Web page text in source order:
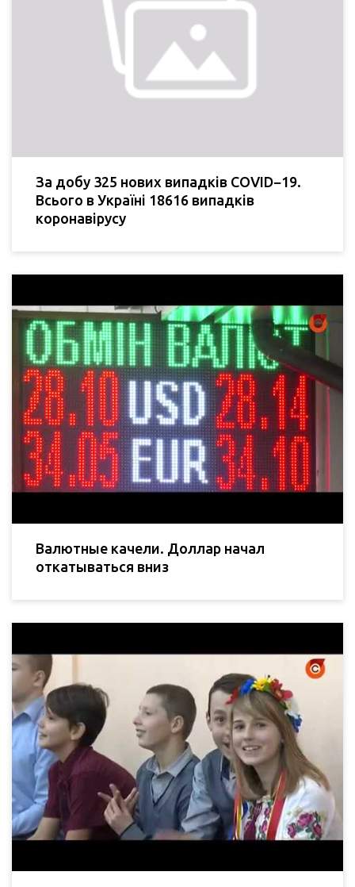
За добу 325 нових випадків COVID−19.
Всього в Україні 18616 випадків
коронавірусу
Валютные качели. Доллар начал
откатываться вниз